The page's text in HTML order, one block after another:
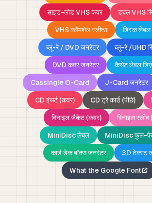
साइड-लोड VHS कवर
डबल VHS
VHS क्लैमशेल स्लीव्स
डिस्क लेबल
ब्लू-रे / DVD जनरेटर
ब्लू-रे /UHD
DVD कवर जनरेटर
कैसेट लेबल
Cassingle O-Card
J-Card जनरेटर
CD इंसर्ट (कवर)
CD ट्रे कार्ड (पीछे)
विनाइल जैकेट (कवर)
विनाइल स्लीव
MiniDisc लेबल
MiniDisc फुल-
कार्ड डेक बॉक्स जनरेटर
3D टेक्स्ट
What the Google Font